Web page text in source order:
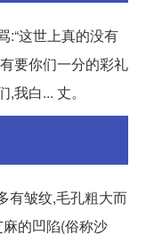
:“这世上真的没有
要你们一分的彩礼
我白... 丈。
有皱纹,毛孔粗大而
的凹陷(俗称沙